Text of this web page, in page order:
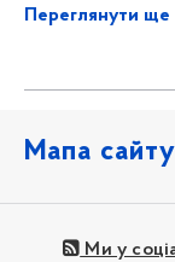
Переглянути ще
Мапа сайту
Ми у